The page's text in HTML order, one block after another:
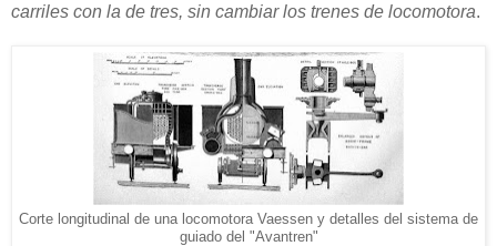
carriles con la de tres, sin cambiar los trenes de locomotora.
Corte longitudinal de una locomotora Vaessen y detalles del sistema de
guiado del "Avantren"